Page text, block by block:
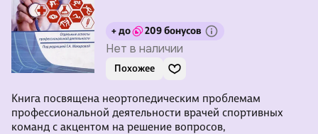
+ до 209 бонусов
Нет в наличии
Похожее
Книга посвящена неортопедическим проблемам
профессиональной деятельности врачей спортивных
команд с акцентом на решение вопросов,